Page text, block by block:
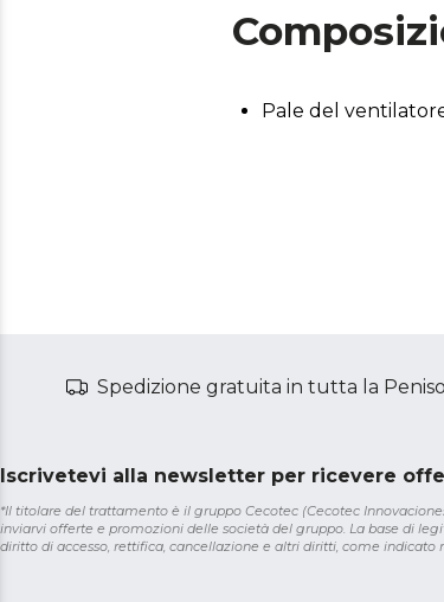
Pale del
Spedizione gratuita in tutta la
Iscrivetevi alla newsletter per ricevere
*Il titolare del trattamento è il gruppo Cecotec (Cecotec
inviarvi offerte e promozioni delle società del gruppo. La base di
diritto di accesso, rettifica, cancellazione e altri diritti, come indicato